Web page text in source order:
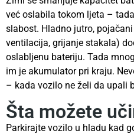
već oslabila tokom ljeta –
slabost. Hladno jutro,
ventilacija, grijanje stakala)
oslabljenu bateriju. Tada
im je akumulator pri kraju.
– kada vozilo ne želi da upali
Šta možete
Parkirajte vozilo u hladu kad